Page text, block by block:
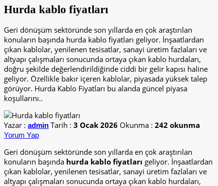
Hurda kablo fiyatları
Geri dönüşüm sektöründe son yıllarda en çok araştırılan
konuların başında hurda kablo fiyatları geliyor. İnşaatlardan
çıkan kablolar, yenilenen tesisatlar, sanayi üretim fazlaları ve
altyapı çalışmaları sonucunda ortaya çıkan kablo hurdaları,
doğru şekilde değerlendirildiğinde ciddi bir gelir kapısı haline
geliyor. Özellikle bakır içeren kablolar, piyasada yüksek talep
görüyor. Hurda Kablo Fiyatları bu alanda güncel piyasa
koşullarını..
Yazar : admin Tarih : 3 Ocak 2026 Okunma : 242 okunma
Yorum Yap
Geri dönüşüm sektöründe son yıllarda en çok araştırılan
konuların başında hurda kablo fiyatları geliyor. İnşaatlardan
çıkan kablolar, yenilenen tesisatlar, sanayi üretim fazlaları ve
altyapı çalışmaları sonucunda ortaya çıkan kablo hurdaları,